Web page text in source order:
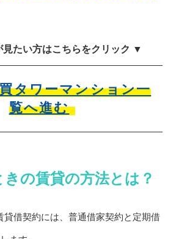
たい方はこちらをクリック ▼
タワーマンション一
覧へ進む
の賃貸の方法とは？
貸借契約には、普通借家契約と定期借